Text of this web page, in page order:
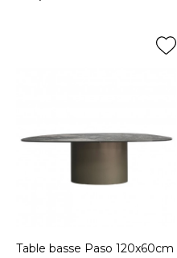
Table basse Paso 120x60cm